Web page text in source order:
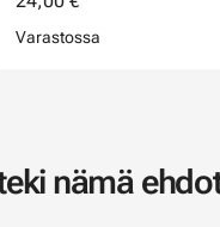
Varastossa
nämä